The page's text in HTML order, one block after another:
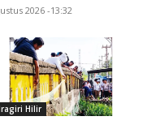
2026 -13:32
Hilir